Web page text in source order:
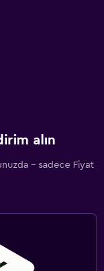
alın
- sadece Fiyat